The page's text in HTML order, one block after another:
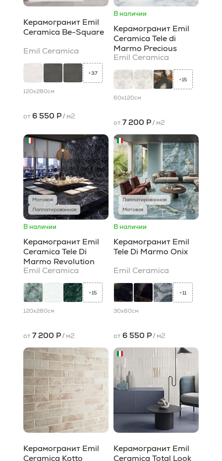
Керамогранит Emil
Ceramica Be-Square
Emil Ceramica
+37
120x280см
от 6 550 Р/ м2
В наличии
Керамогранит Emil
Ceramica Tele di
Marmo Precious
Emil Ceramica
+15
60x120см
от 7 200 Р/ м2
Матовая
Лаппатированная
В наличии
Керамогранит Emil
Ceramica Tele Di
Marmo Revolution
Emil Ceramica
+15
120x280см
от 7 200 Р/ м2
Лаппатированная
Матовая
В наличии
Керамогранит Emil
Tele Di Marmo Onix
Emil Ceramica
+11
30x60см
от 6 550 Р/ м2
Керамогранит Emil
Ceramica Kotto
Керамогранит Emil
Ceramica Total Look